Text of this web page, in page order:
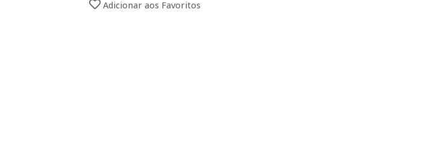
Adicionar aos Favoritos